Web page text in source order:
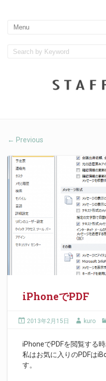
← Previous
iPhoneでPDF
2013年2月15日 kuro
iPhoneでPDFを閲覧する
私はお気に入りのPDFは
す。